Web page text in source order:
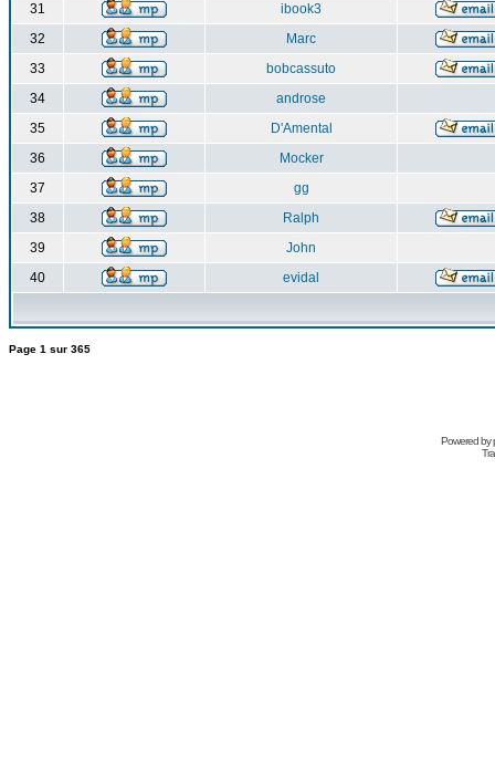
31
ibook3
32
Marc
33
bobcassuto
34
androse
35
D'Amental
36
Mocker
37
gg
38
Ralph
39
John
40
evidal
Page 1 sur 365
Powered by